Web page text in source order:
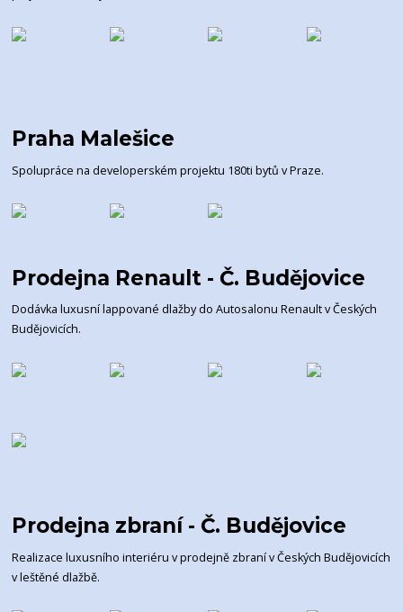
Praha Malešice
Spolupráce na developerském projektu 180ti bytů v Praze.
Prodejna Renault - Č. Budějovice
Dodávka luxusní lappované dlažby do Autosalonu Renault v Českých
Budějovicích.
Prodejna zbraní - Č. Budějovice
Realizace luxusního interiéru v prodejně zbraní v Českých Budějovicích
v leštěné dlažbě.